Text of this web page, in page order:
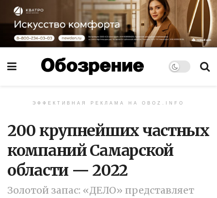
ЭФФЕКТИВНАЯ РЕКЛАМА НА OBOZ.INFO
200 крупнейших частных
компаний Самарской
области — 2022
Золотой запас: «ДЕЛО» представляет